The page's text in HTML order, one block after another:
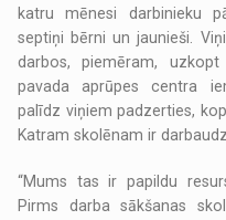
katru mēnesi darbinieku
septiņi bērni un jaunieši.
darbos, piemēram,
pavada aprūpes centra
palīdz viņiem padzerties,
Katram skolēnam ir
“Mums tas ir papildu
Pirms darba sākšanas